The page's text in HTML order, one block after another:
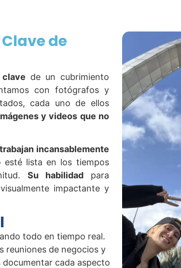
de
clave de un cubrimiento
con fotógrafos y
cada uno de ellos
y videos que no
incansablemente
esté lista en los tiempos
Su habilidadpara
impactante y
todo en tiempo real.
reuniones de negocios y
cada aspecto